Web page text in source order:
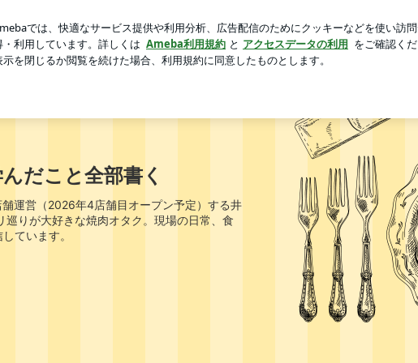
チャッサルクァベギ」 | 27年の焼肉人生から学んだこと全部書く
私の希望で難しい話 ログ
だこと全部書く
運営（2026年4店舗目オープン予定）する井
巡りが大好きな焼肉オタク。現場の日常、食
ています。